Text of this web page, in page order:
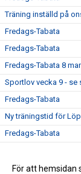
Träning inställd på
Fredags-Tabata
Fredags-Tabata
Fredags-Tabata 8
Sportlov vecka 9 - se
Fredags-Tabata
Ny träningstid för
Fredags-Tabata
Ny rutin för köp av
För att hemsidan